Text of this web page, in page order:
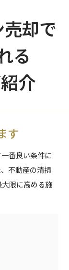
却で
る
介
す
番良い条件に
、不動産の清掃
限に高める施